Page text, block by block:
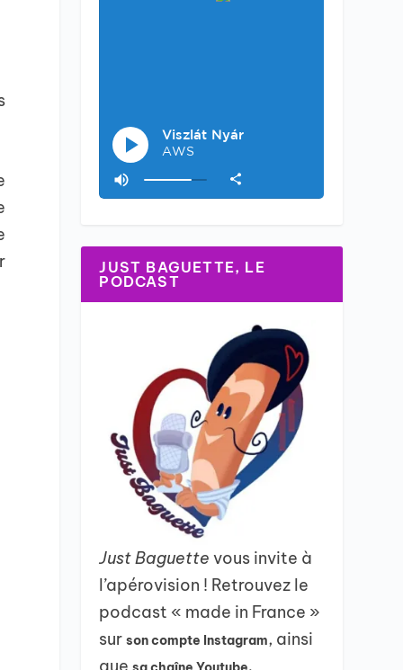
JUST BAGUETTE, LE
PODCAST
Just Baguettevous invite à
l’apérovision ! Retrouvez le
podcast « made in France »
surson compte Instagram, ainsi